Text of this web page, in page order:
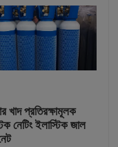
খাদ প্রতিরক্ষামূলক
নেটিং ইলাস্টিক জাল